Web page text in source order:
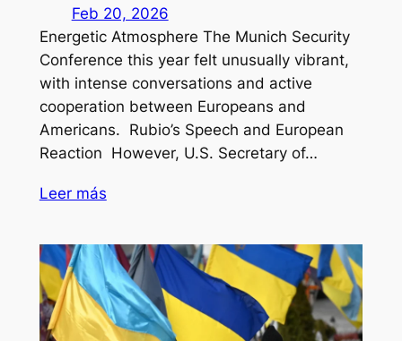
Feb 20, 2026
Energetic Atmosphere The Munich Security
Conference this year felt unusually vibrant,
with intense conversations and active
cooperation between Europeans and
Americans. Rubio’s Speech and European
Reaction However, U.S. Secretary of…
Leer más